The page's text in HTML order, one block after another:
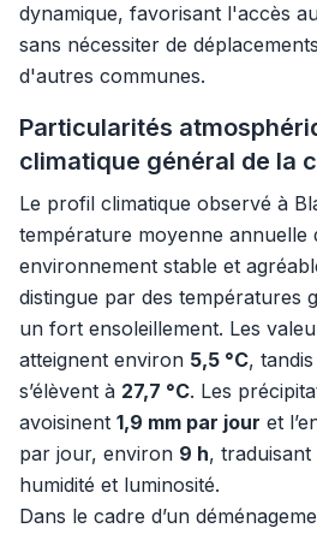
dynamique, favorisant l'accès
sans nécessiter de
d'autres communes.
Particularités
climatique général de la
Le profil climatique observé à
température moyenne annuelle
environnement stable et
distingue par des températures
un fort ensoleillement. Les
atteignent environ 5,5 °C,
s’élèvent à 27,7 °C. Les
avoisinent 1,9 mm par jour et
par jour, environ 9 h,
humidité et luminosité.
Dans le cadre d’un